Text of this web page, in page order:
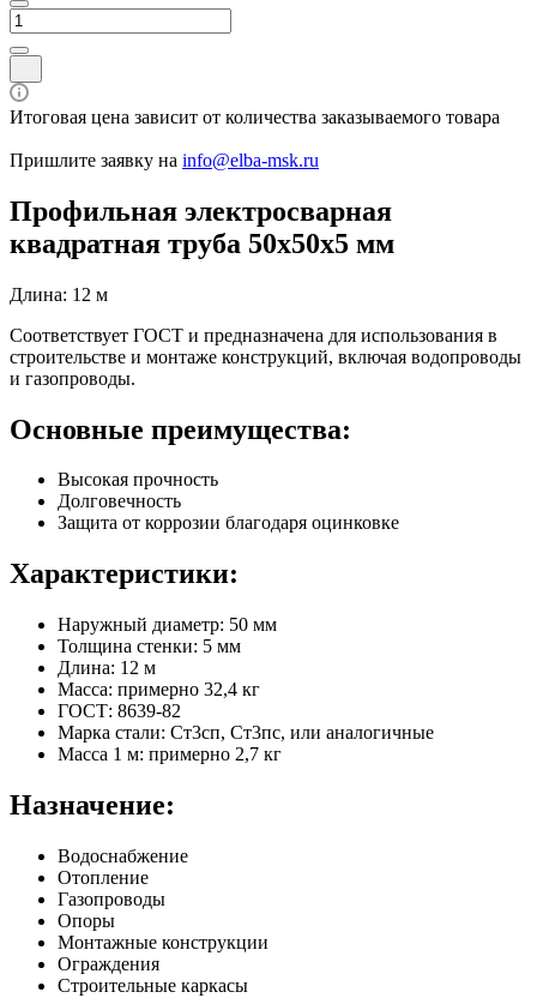
Итоговая цена зависит от количества заказываемого товара
Пришлите заявку на info@elba-msk.ru
Профильная электросварная
квадратная труба 50х50х5 мм
Длина: 12 м
Соответствует ГОСТ и предназначена для использования в
строительстве и монтаже конструкций, включая водопроводы
и газопроводы.
Основные преимущества:
Высокая прочность
Долговечность
Защита от коррозии благодаря оцинковке
Характеристики:
Наружный диаметр: 50 мм
Толщина стенки: 5 мм
Длина: 12 м
Масса: примерно 32,4 кг
ГОСТ: 8639-82
Марка стали: Ст3сп, Ст3пс, или аналогичные
Масса 1 м: примерно 2,7 кг
Назначение:
Водоснабжение
Отопление
Газопроводы
Опоры
Монтажные конструкции
Ограждения
Строительные каркасы